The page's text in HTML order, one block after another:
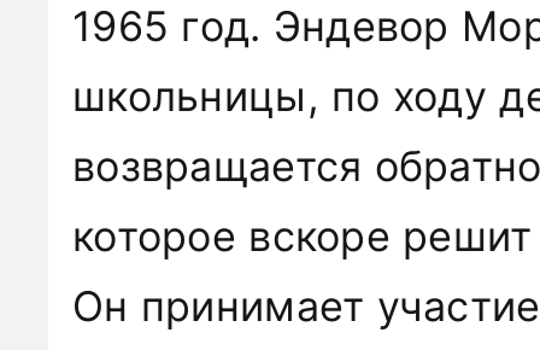
1965 год. Эндевор
школьницы, по ходу
возвращается
которое вскоре
Он принимает